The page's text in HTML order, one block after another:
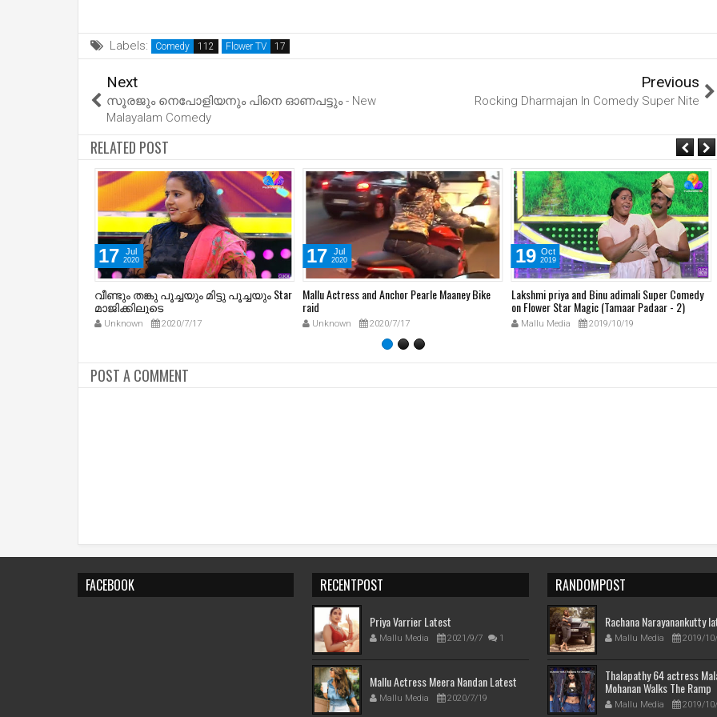
Labels: Comedy Flower TV
Next
സൂരജും നെപോളിയനും പിനെ ഓണപട്ടും - New
Malayalam Comedy
Previous
Rocking Dharmajan In Comedy Super Nite
RELATED POST
17 Jul
2020
വീണ്ടും തങ്കു പൂച്ചയും മിട്ടു പൂച്ചയും Star
മാജിക്കിലൂടെ
Unknown 2020/7/17
17 Jul
2020
Mallu Actress and Anchor Pearle Maaney Bike
raid
Unknown 2020/7/17
19 Oct
2019
Lakshmi priya and Binu adimali Super Comedy
on Flower Star Magic (Tamaar Padaar - 2)
Mallu Media 2019/10/19
POST A COMMENT
FACEBOOK RECENTPOST
Priya Varrier Latest
Mallu Media 2021/9/7 1
Mallu Actress Meera Nandan Latest
Mallu Media 2020/7/19
RANDOMPOST
Rachana Narayanankutty
Mallu Media 2019/
Thalapathy 64 actress
Mohanan Walks The Ramp
Mallu Media 2019/